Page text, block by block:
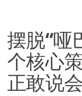
摆脱“哑
个核心
正敢说